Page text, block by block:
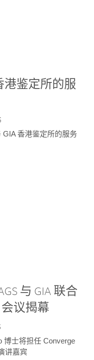
港鉴定所的服
香港鉴定所的服务
与 GIA 联合
会议揭幕
博士将担任 Converge
讲嘉宾